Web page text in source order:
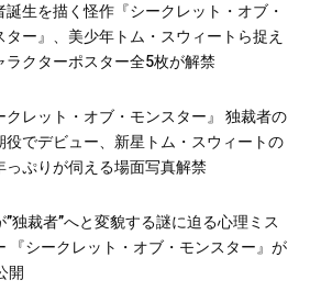
誕生を描く怪作『シークレット・オブ・
ター』、美少年トム・スウィートら捉え
ラクターポスター全5枚が解禁
クレット・オブ・モンスター』 独裁者の
役でデビュー、新星トム・スウィートの
っぷりが伺える場面写真解禁
”独裁者”へと変貌する謎に迫る心理ミス
『シークレット・オブ・モンスター』が
開